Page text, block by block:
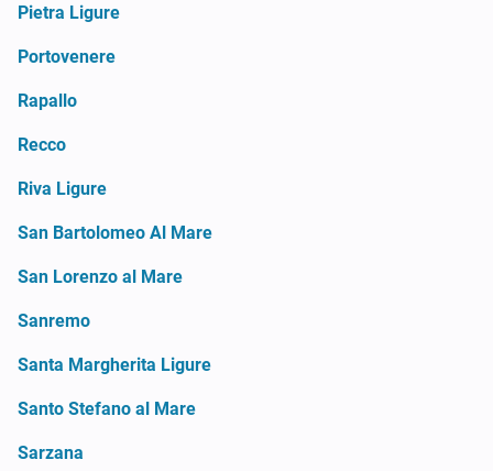
Pietra Ligure
Portovenere
Rapallo
Recco
Riva Ligure
San Bartolomeo Al Mare
San Lorenzo al Mare
Sanremo
Santa Margherita Ligure
Santo Stefano al Mare
Sarzana